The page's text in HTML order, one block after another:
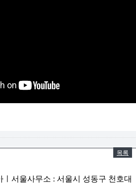
목록
서울사무소 : 서울시 성동구 천호대